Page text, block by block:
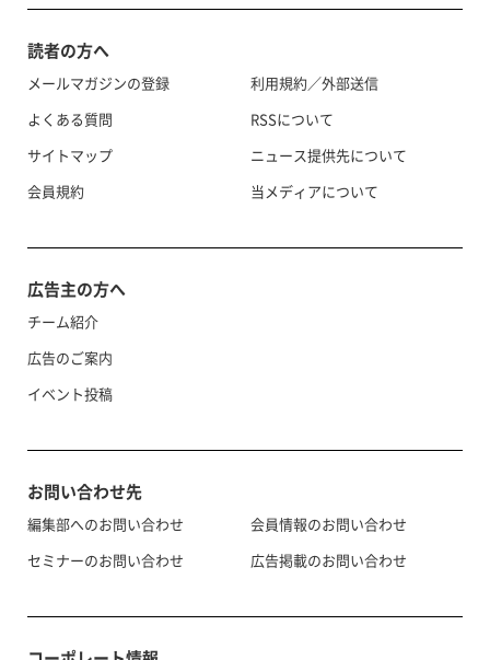
読者の方へ
メールマガジンの登録
よくある質問
サイトマップ
会員規約
利用規約／外部送信
RSSについて
ニュース提供先について
当メディアについて
広告主の方へ
チーム紹介
広告のご案内
イベント投稿
お問い合わせ先
編集部へのお問い合わせ
セミナーのお問い合わせ
会員情報のお問い合わせ
広告掲載のお問い合わせ